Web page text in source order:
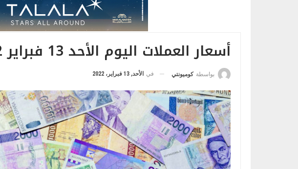
أسعار العملات اليوم الأحد 13 فبراير 2022
بواسطة كوميونتي في الأحد, 13 فبراير، 2022